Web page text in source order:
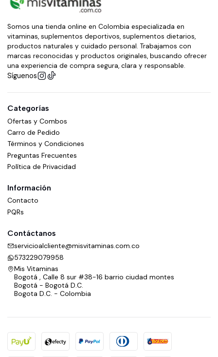
Somos una tienda online en Colombia especializada en
vitaminas, suplementos deportivos, suplementos dietarios,
productos naturales y cuidado personal. Trabajamos con
marcas reconocidas y productos originales, buscando ofrecer
una experiencia de compra segura, clara y responsable.
Síguenos
Categorías
Ofertas y Combos
Carro de Pedido
Términos y Condiciones
Preguntas Frecuentes
Política de Privacidad
Información
Contacto
PQRs
Contáctanos
servicioalcliente@misvitaminas.com.co
573229079958
Mis Vitaminas
Bogotá , Calle 8 sur #38-16 barrio ciudad montes
Bogotá - Bogotá D.C.
Bogota D.C. - Colombia